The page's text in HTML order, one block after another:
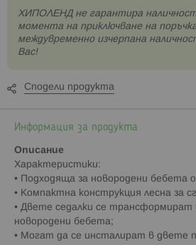
XИПОЛЕНД не гарантира
момента на приключване на
междувременно изчерпана
Вас!
Сподели продукта
Информация за продукта
Описание
Характеристики:
• Подходяща за новородени бебета
• Компактна конструкция лесна за
• Двете седалки се трансформират
новородени бебета;
• Могат да се инсталират в двете